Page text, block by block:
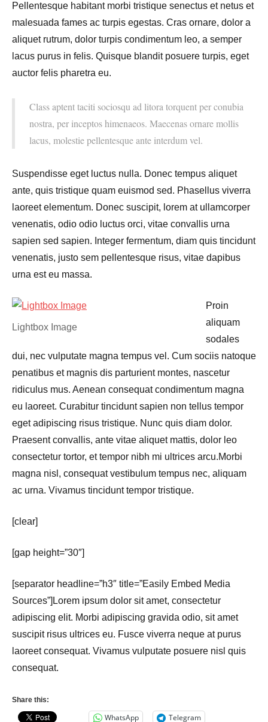
Pellentesque habitant morbi tristique senectus et netus et
malesuada fames ac turpis egestas. Cras ornare, dolor a
aliquet rutrum, dolor turpis condimentum leo, a semper
lacus purus in felis. Quisque blandit posuere turpis, eget
auctor felis pharetra eu.
Class aptent taciti sociosqu ad litora torquent per conubia
nostra, per inceptos himenaeos. Maecenas ornare mollis
lacus, molestie pellentesque ante interdum vel.
Suspendisse eget luctus nulla. Donec tempus aliquet
ante, quis tristique quam euismod sed. Phasellus viverra
laoreet elementum. Donec suscipit, lorem at ullamcorper
venenatis, odio odio luctus orci, vitae convallis urna
sapien sed sapien. Integer fermentum, diam quis tincidunt
venenatis, justo sem pellentesque risus, vitae dapibus
urna est eu massa.
Lightbox Image
Proin
aliquam
sodales
dui, nec vulputate magna tempus vel. Cum sociis natoque
penatibus et magnis dis parturient montes, nascetur
ridiculus mus. Aenean consequat condimentum magna
eu laoreet. Curabitur tincidunt sapien non tellus tempor
eget adipiscing risus tristique. Nunc quis diam dolor.
Praesent convallis, ante vitae aliquet mattis, dolor leo
consectetur tortor, et tempor nibh mi ultrices arcu.Morbi
magna nisl, consequat vestibulum tempus nec, aliquam
ac urna. Vivamus tincidunt tempor tristique.
[clear]
[gap height=”30″]
[separator headline=”h3″ title=”Easily Embed Media
Sources”]Lorem ipsum dolor sit amet, consectetur
adipiscing elit. Morbi adipiscing gravida odio, sit amet
suscipit risus ultrices eu. Fusce viverra neque at purus
laoreet consequat. Vivamus vulputate posuere nisl quis
consequat.
Share this:
WhatsApp Telegram